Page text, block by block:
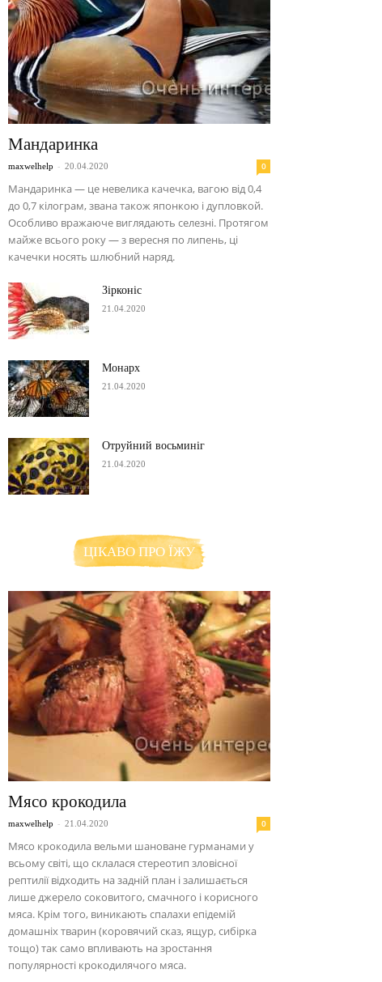
Мандаринка
maxwelhelp - 20.04.2020 0
Мандаринка — це невелика качечка, вагою від 0,4
до 0,7 кілограм, звана також японкою і дупловкой.
Особливо вражаюче виглядають селезні. Протягом
майже всього року — з вересня по липень, ці
качечки носять шлюбний наряд.
Зірконіс
21.04.2020
Монарх
21.04.2020
Отруйний восьминіг
21.04.2020
ЦІКАВО ПРО ЇЖУ
Мясо крокодила
maxwelhelp - 21.04.2020 0
Мясо крокодила вельми шановане гурманами у
всьому світі, що склалася стереотип зловісної
рептилії відходить на задній план і залишається
лише джерело соковитого, смачного і корисного
мяса. Крім того, виникають спалахи епідемій
домашніх тварин (коровячий сказ, ящур, сибірка
тощо) так само впливають на зростання
популярності крокодилячого мяса.